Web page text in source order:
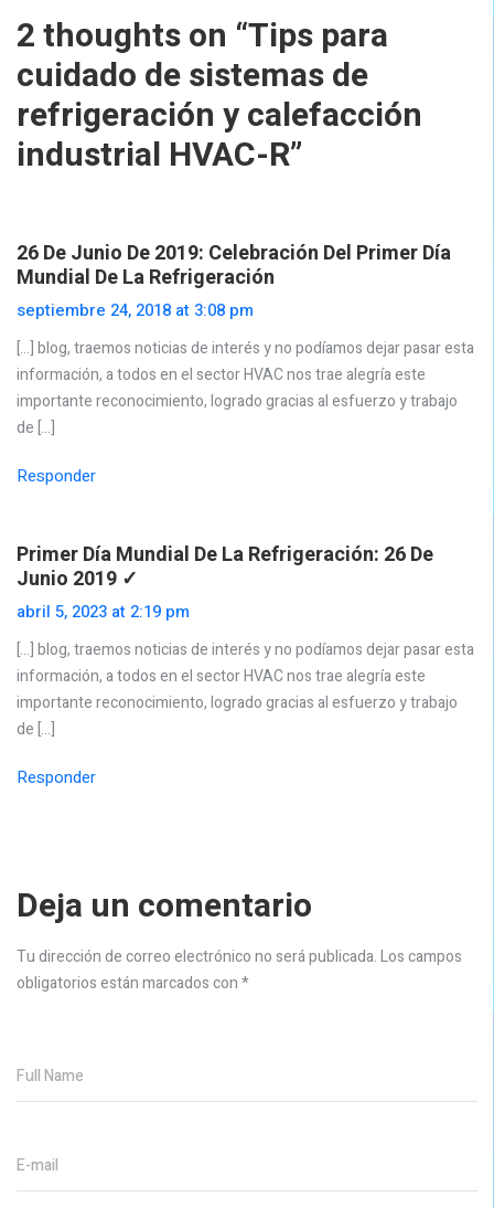
2 thoughts on “Tips para
cuidado de sistemas de
refrigeración y calefacción
industrial HVAC-R”
26 De Junio De 2019: Celebración Del Primer Día
Mundial De La Refrigeración
septiembre 24, 2018 at 3:08 pm
[…] blog, traemos noticias de interés y no podíamos dejar pasar esta
información, a todos en el sector HVAC nos trae alegría este
importante reconocimiento, logrado gracias al esfuerzo y trabajo
de […]
Responder
Primer Día Mundial De La Refrigeración: 26 De
Junio 2019 ✓
abril 5, 2023 at 2:19 pm
[…] blog, traemos noticias de interés y no podíamos dejar pasar esta
información, a todos en el sector HVAC nos trae alegría este
importante reconocimiento, logrado gracias al esfuerzo y trabajo
de […]
Responder
Deja un comentario
Tu dirección de correo electrónico no será publicada.Los campos
obligatorios están marcados con*
Full Name
E-mail